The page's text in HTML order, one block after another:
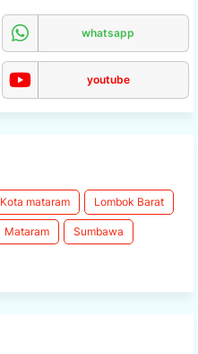
whatsapp
youtube
Kota mataram Lombok Barat
Mataram Sumbawa